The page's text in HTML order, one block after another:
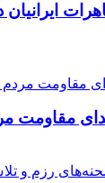
مقاومت